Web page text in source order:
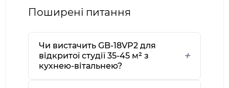
Поширені питання
Чи вистачить GB-18VP2 для
відкритої студії 35-45 м² з
кухнею-вітальнею?